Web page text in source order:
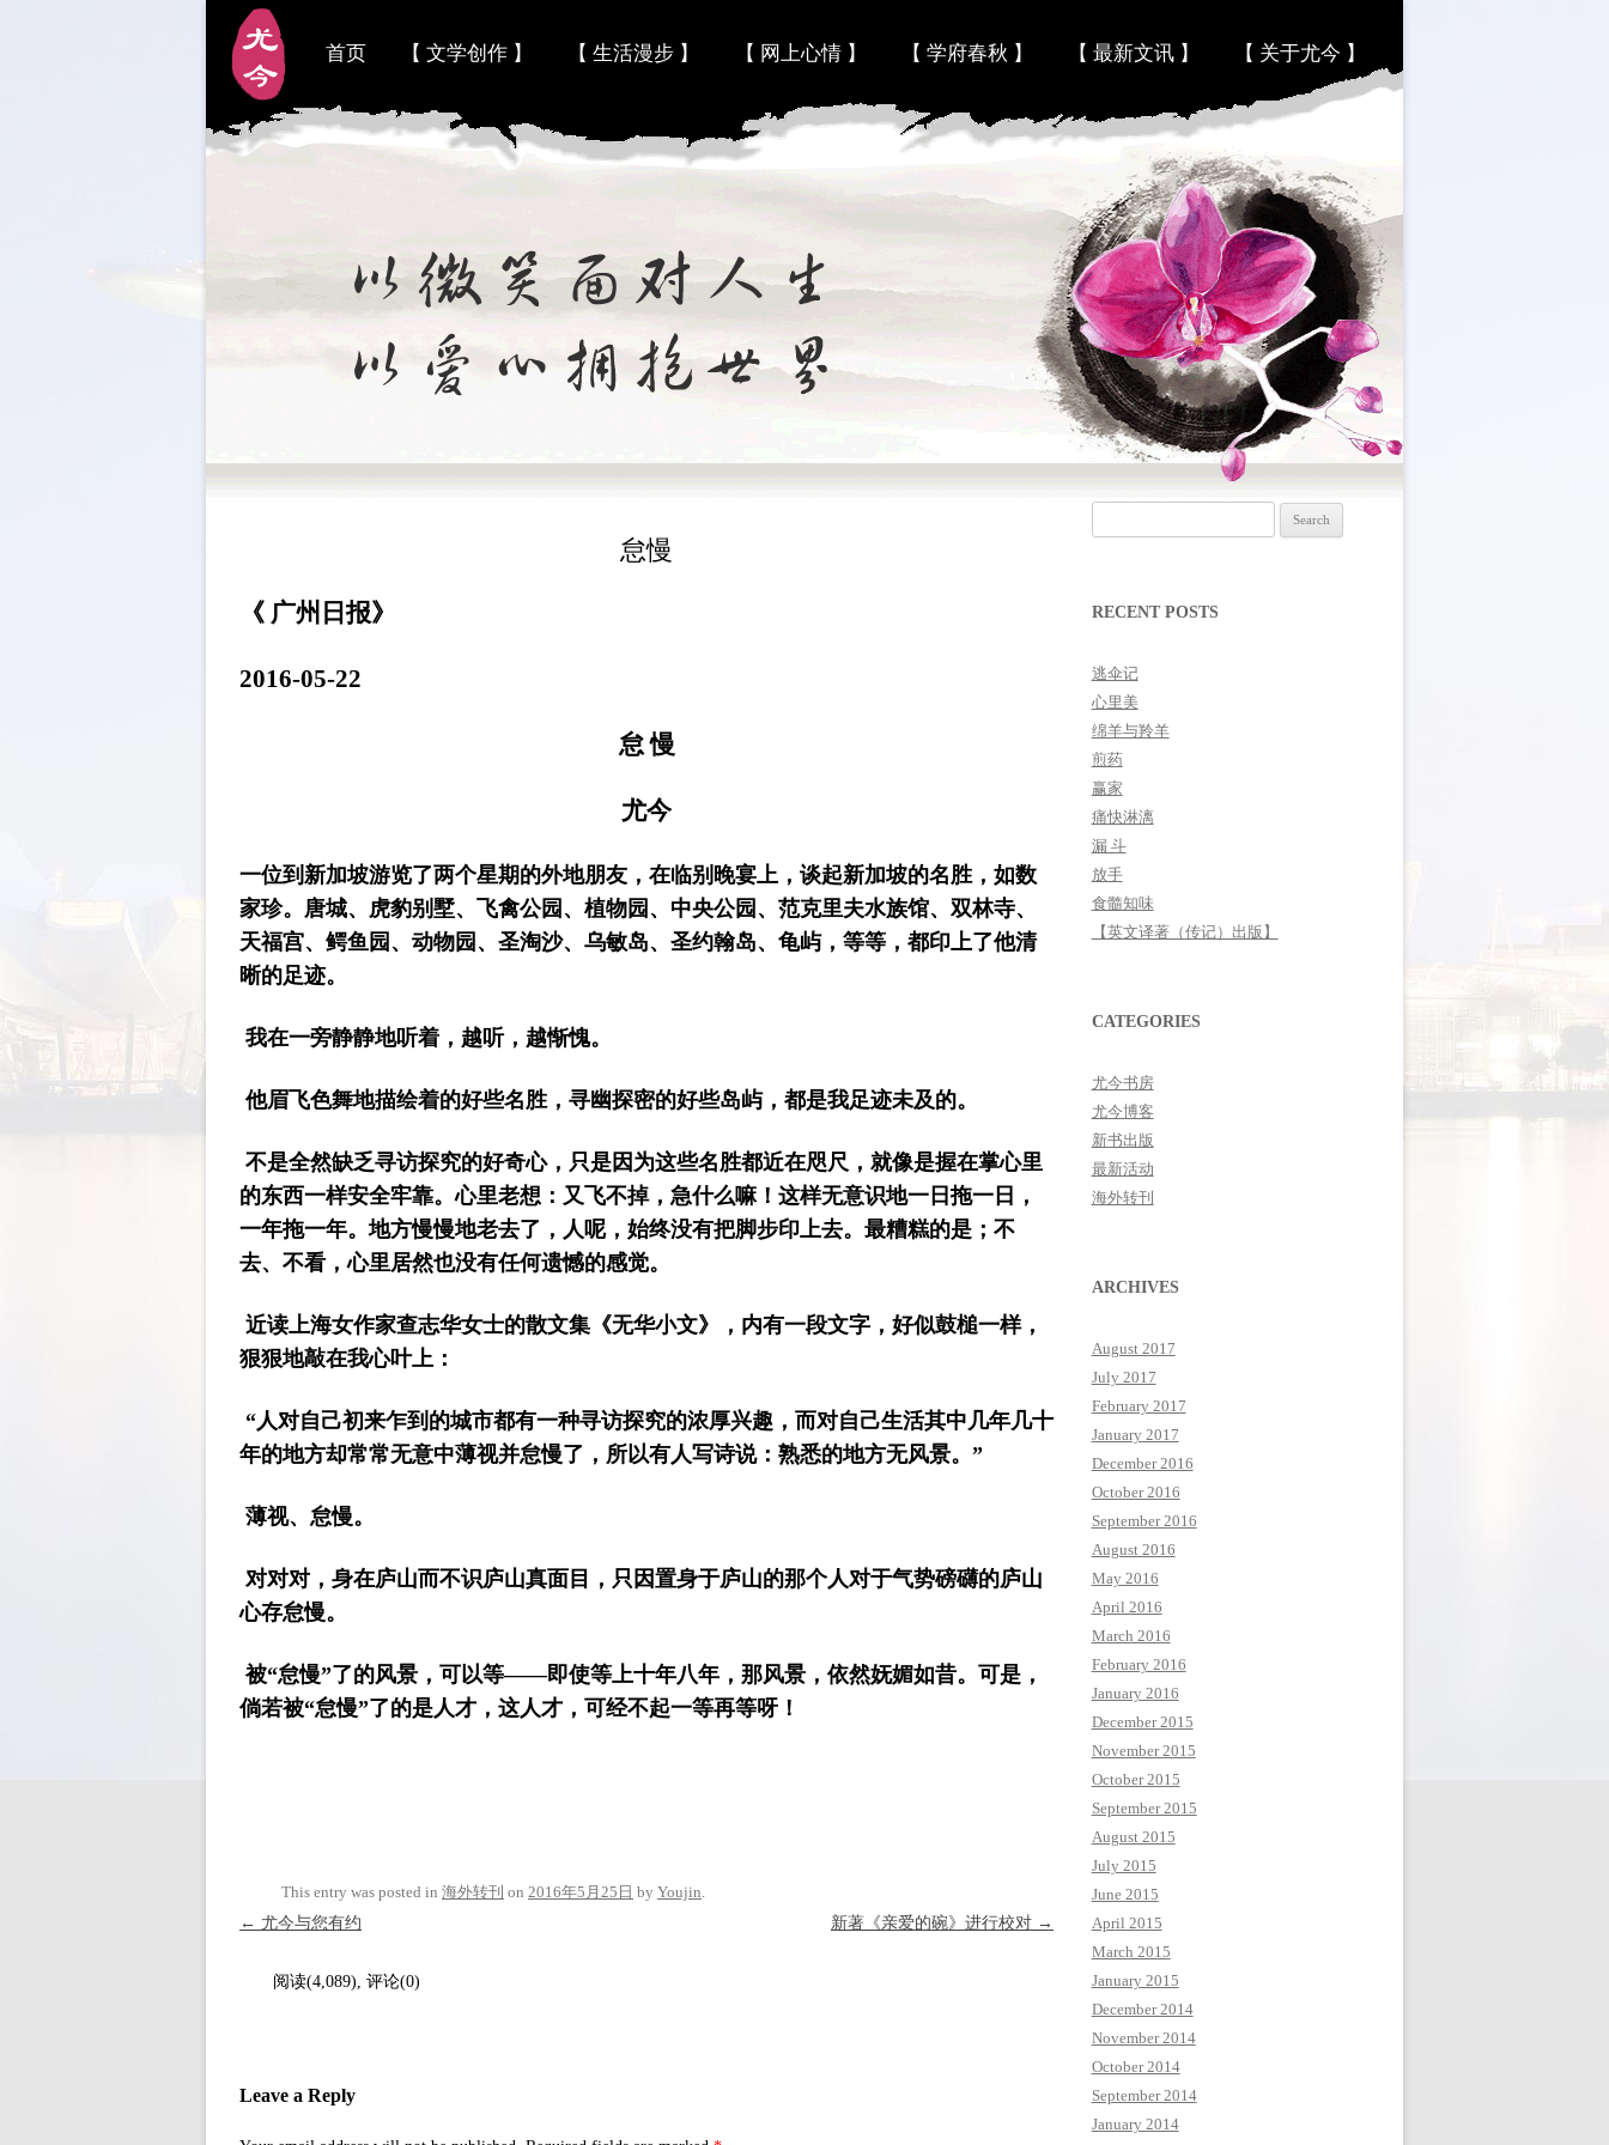
首页 【 文学创作 】 【 生活漫步 】 【 网上心情 】 【 学府春秋 】 【 最新文讯 】 【 关于尤今 】
怠慢
《 广州日报》
2016-05-22
怠 慢
尤今
一位到新加坡游览了两个星期的外地朋友，在临别晚宴上，谈起新加坡的名胜，如数
家珍。唐城、虎豹别墅、飞禽公园、植物园、中央公园、范克里夫水族馆、双林寺、
天福宫、鳄鱼园、动物园、圣淘沙、乌敏岛、圣约翰岛、龟屿，等等，都印上了他清
晰的足迹。
我在一旁静静地听着，越听，越惭愧。
他眉飞色舞地描绘着的好些名胜，寻幽探密的好些岛屿，都是我足迹未及的。
不是全然缺乏寻访探究的好奇心，只是因为这些名胜都近在咫尺，就像是握在掌心里
的东西一样安全牢靠。心里老想：又飞不掉，急什么嘛！这样无意识地一日拖一日，
一年拖一年。地方慢慢地老去了，人呢，始终没有把脚步印上去。最糟糕的是；不
去、不看，心里居然也没有任何遗憾的感觉。
近读上海女作家查志华女士的散文集《无华小文》，内有一段文字，好似鼓槌一样，
狠狠地敲在我心叶上：
“人对自己初来乍到的城市都有一种寻访探究的浓厚兴趣，而对自己生活其中几年几十
年的地方却常常无意中薄视并怠慢了，所以有人写诗说：熟悉的地方无风景。”
薄视、怠慢。
对对对，身在庐山而不识庐山真面目，只因置身于庐山的那个人对于气势磅礴的庐山
心存怠慢。
被“怠慢”了的风景，可以等——即使等上十年八年，那风景，依然妩媚如昔。可是，
倘若被“怠慢”了的是人才，这人才，可经不起一等再等呀！
This entry was posted in 海外转刊 on 2016年5月25日 by Youjin.
Post navigation
← 尤今与您有约 新著《亲爱的碗》进行校对 →
阅读(4,089), 评论(0)
Leave a Reply
for:
RECENT POSTS
逃伞记
心里美
绵羊与羚羊
煎药
赢家
痛快淋漓
漏 斗
放手
食髓知味
【英文译著（传记）出版】
CATEGORIES
尤今书房
尤今博客
新书出版
最新活动
海外转刊
ARCHIVES
August 2017
July 2017
February 2017
January 2017
December 2016
October 2016
September 2016
August 2016
May 2016
April 2016
March 2016
February 2016
January 2016
December 2015
November 2015
October 2015
September 2015
August 2015
July 2015
June 2015
April 2015
March 2015
January 2015
December 2014
November 2014
October 2014
September 2014
January 2014